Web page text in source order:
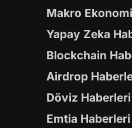
Makro
Yapay Zeka
Blockchain
Airdrop
Döviz Haberleri
Emtia Haberleri